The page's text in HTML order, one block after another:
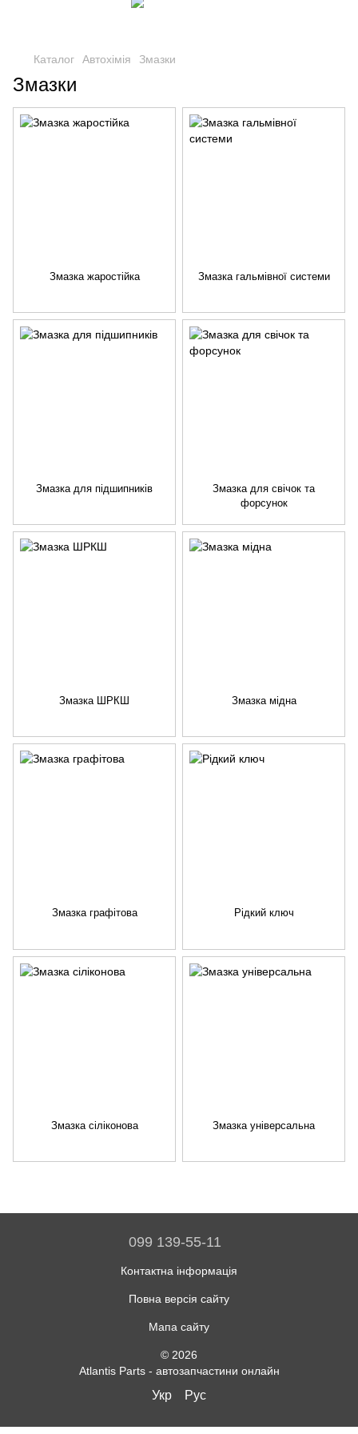
Каталог Автохімія Змазки
Змазки
Змазка жаростійка Змазка гальмівної системи
Змазка для підшипників
Змазка для свічок та
форсунок
Змазка ШРКШ Змазка мідна
Змазка графітова Рідкий ключ
Змазка сіліконова Змазка універсальна
099 139-55-11
Контактна інформація
Повна версія сайту
Мапа сайту
© 2026
Atlantis Parts - автозапчастини онлайн
Укр Рус